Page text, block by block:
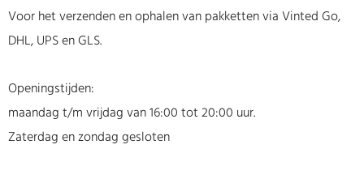
Voor het verzenden en ophalen van pakketten via Vinted Go,
DHL, UPS en GLS.
Openingstijden:
maandag t/m vrijdag van 16:00 tot 20:00 uur.
Zaterdag en zondag gesloten